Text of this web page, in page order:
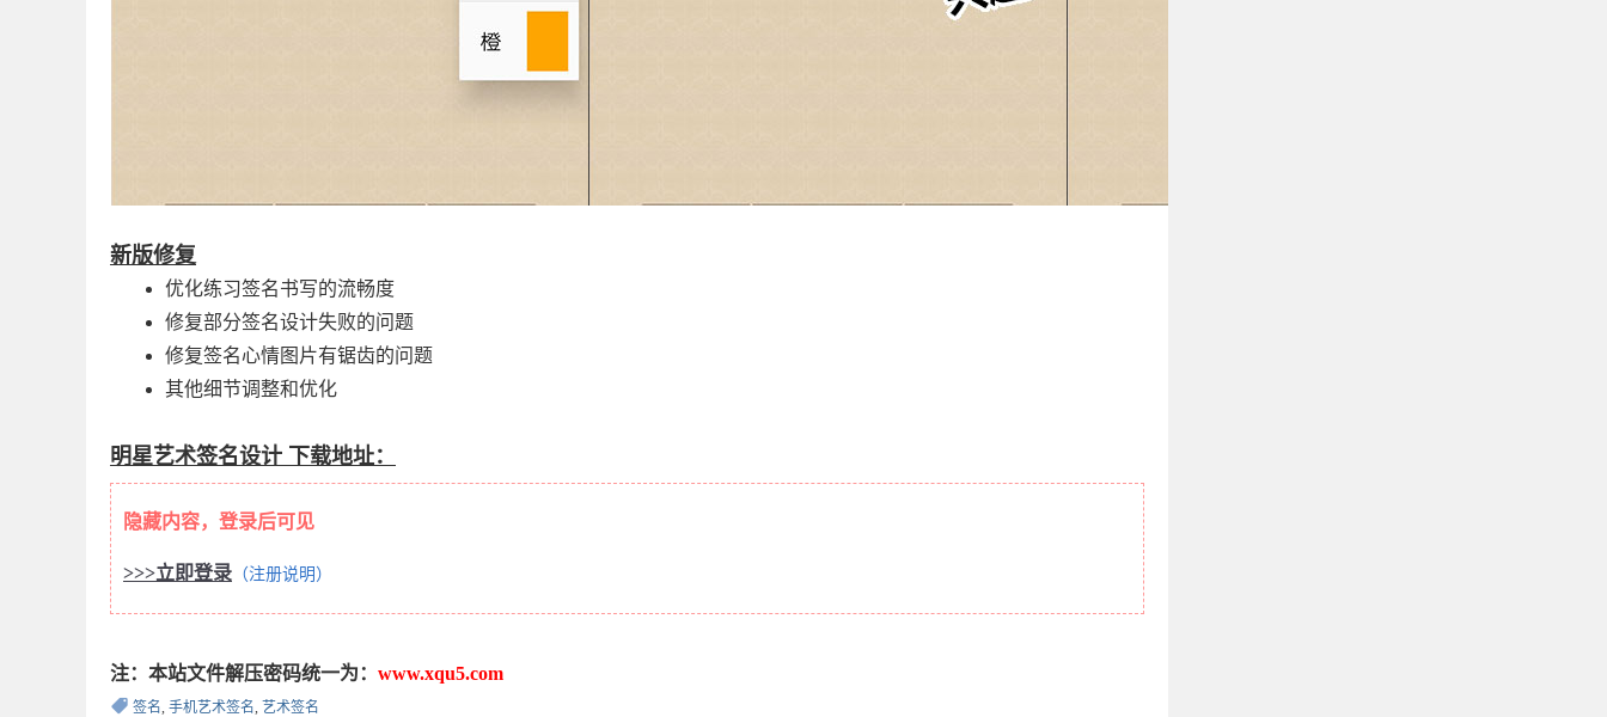
新版修复
优化练习签名书写的流畅度
修复部分签名设计失败的问题
修复签名心情图片有锯齿的问题
其他细节调整和优化
明星艺术签名设计 下载地址：
隐藏内容，登录后可见
>>>立即登录 （注册说明）
注：本站文件解压密码统一为： www.xqu5.com
签名, 手机艺术签名, 艺术签名